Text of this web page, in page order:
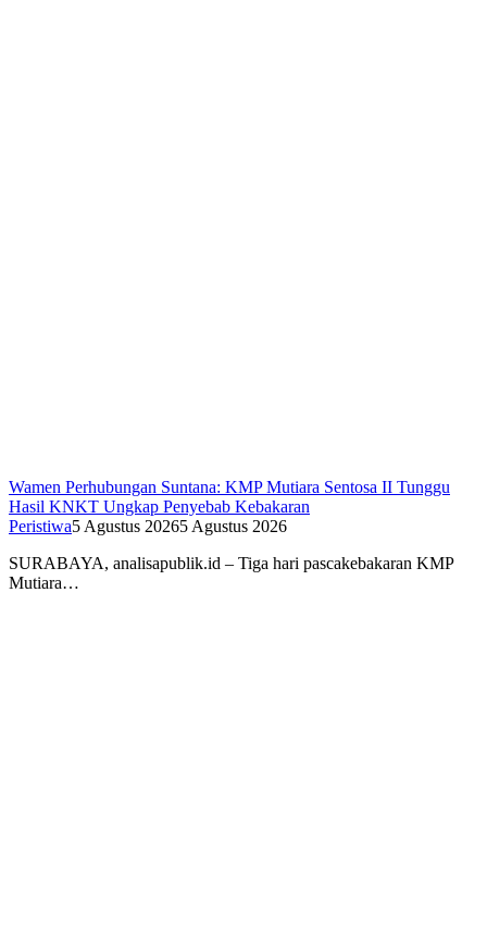
Wamen Perhubungan Suntana: KMP Mutiara Sentosa II Tunggu
Hasil KNKT Ungkap Penyebab Kebakaran
Peristiwa5 Agustus 20265 Agustus 2026
SURABAYA, analisapublik.id – Tiga hari pascakebakaran KMP
Mutiara…